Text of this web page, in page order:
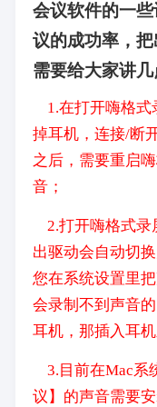
会议软件的一
议的成功率，
需要给大家讲几
1.在打开嗨格式
掉耳机，连接/断
之后，需要重启
音；
2.打开嗨格式录
出驱动会自动切
您在系统设置里
会录制不到声音
耳机，那插入耳
3.目前在Mac系
议】的声音需要